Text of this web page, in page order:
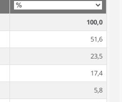
100,0
51,6
23,5
17,4
5,8